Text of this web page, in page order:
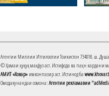
Агентии Миллии Иттилоотии Тоҷикистон 734018. ш.
© Ҳамаи ҳуқуқ маҳфуз аст. Истифода ва паҳн кардани
АМИТ «Ховар» имконпазир аст. Истинод ба
Омодакунандаи сомона: Агентии рекламавии